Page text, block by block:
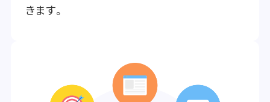
きます。